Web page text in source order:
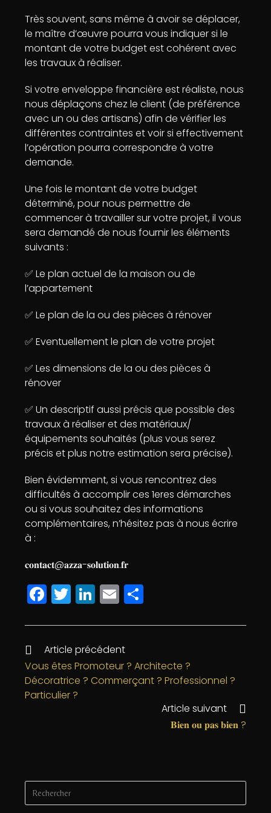
Très souvent, sans même à avoir se déplacer,
le maître d’œuvre pourra vous indiquer si le
montant de votre budget est cohérent avec
les travaux à réaliser.
Si votre enveloppe financière est réaliste, nous
nous déplaçons chez le client (de préférence
avec un ou des artisans) afin de vérifier les
différentes contraintes et voir si effectivement
l’opération pourra correspondre à votre
demande.
Une fois le montant de votre budget
déterminé, pour nous permettre de
commencer à travailler sur votre projet, il vous
sera demandé de nous fournir les éléments
suivants :
✅ Le plan actuel de la maison ou de
l’appartement
✅ Le plan de la ou des pièces à rénover
✅ Eventuellement le plan de votre projet
✅ Les dimensions de la ou des pièces à
rénover
✅ Un descriptif aussi précis que possible des
travaux à réaliser et des matériaux/
équipements souhaités (plus vous serez
précis et plus notre estimation sera précise).
Bien évidemment, si vous rencontrez des
difficultés à accomplir ces 1eres démarches
ou si vous souhaitez des informations
complémentaires, n’hésitez pas à nous écrire
à :
𝐜𝐨𝐧𝐭𝐚𝐜𝐭@𝐚𝐳𝐳𝐚-𝐬𝐨𝐥𝐮𝐭𝐢𝐨𝐧.𝐟𝐫
F
a
c
e
b
o
T
w
itt
e
r
Li
n
k
e
dI
n
E
m
ai
l
rt
g
e
Article précédent
Vous êtes Promoteur ? Architecte ?
Décoratrice ? Commerçant ? Professionnel ?
Particulier ?
Article suivant
𝐁𝐢𝐞𝐧 𝐨𝐮 𝐩𝐚𝐬 𝐛𝐢𝐞𝐧 ?